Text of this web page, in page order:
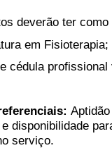
deverão ter como
em Fisioterapia;
cédula profissional
disponibilidade
serviço.